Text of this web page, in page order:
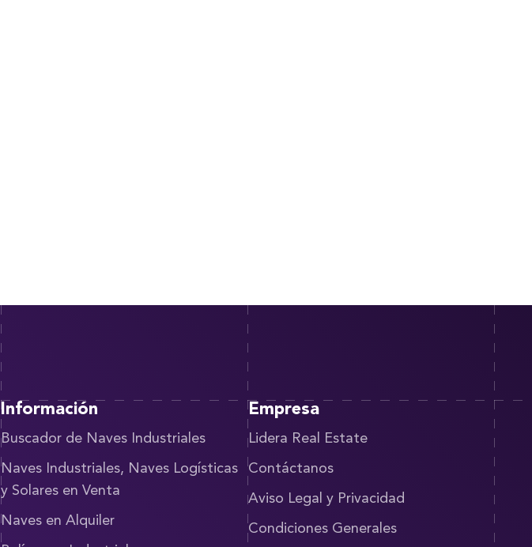
Información
Buscador de Naves Industriales
Naves Industriales, Naves Logísticas
y Solares en Venta
Naves en Alquiler
Empresa
Lidera Real Estate
Contáctanos
Aviso Legal y Privacidad
Condiciones Generales